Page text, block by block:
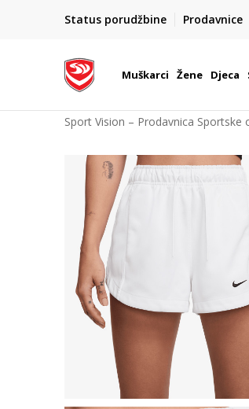
Status porudžbine Prodavnice
POZOVITE NAS NA
Pon-Pet od
Muškarci Žene Djeca
Sport Vision – Prodavnica